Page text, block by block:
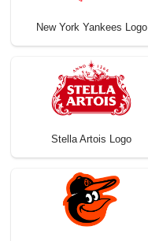
New York Yankees Logo
Stella Artois Logo